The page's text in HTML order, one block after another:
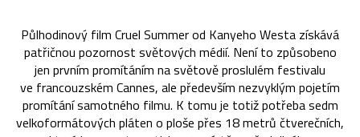
Půlhodinový film Cruel Summer od Kanyeho Westa získává
patřičnou pozornost světových médií. Není to způsobeno
jen prvním promítáním na světově proslulém festivalu
ve francouzském Cannes, ale především nezvyklým pojetím
promítání samotného filmu. K tomu je totiž potřeba sedm
velkoformátových pláten o ploše přes 18 metrů čtverečních,